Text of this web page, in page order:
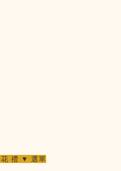
禮 ▼ 選單